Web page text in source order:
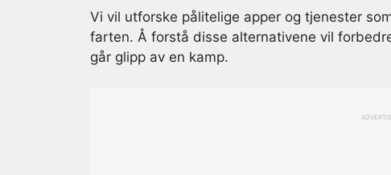
Vi vil utforske pålitelige apper og tjenester
farten. Å forstå disse alternativene vil
går glipp av en kamp.